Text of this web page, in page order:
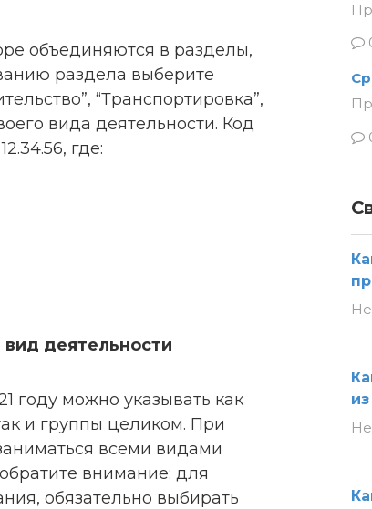
объединяются в разделы,
раздела выберите
“Транспортировка”,
вида деятельности. Код
где:
деятельности
году можно указывать как
и группы целиком. При
всеми видами
внимание: для
обязательно выбирать